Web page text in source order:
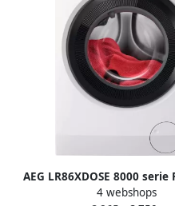
AEG LR86XDOSE 8000 serie
UniversalDose4 webshops